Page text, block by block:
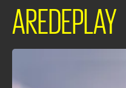
AREDEPLAY